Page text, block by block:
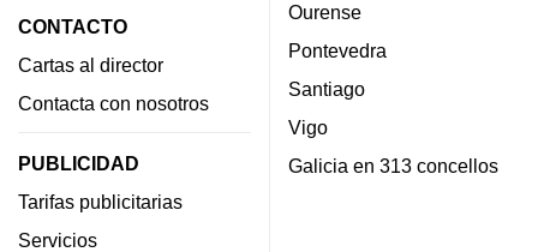
CONTACTO
Cartas al director
Contacta con nosotros
PUBLICIDAD
Tarifas publicitarias
Servicios
Ourense
Pontevedra
Santiago
Vigo
Galicia en 313 concellos